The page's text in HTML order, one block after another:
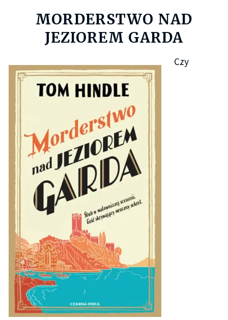
MORDERSTWO NAD
JEZIOREM GARDA
Czy